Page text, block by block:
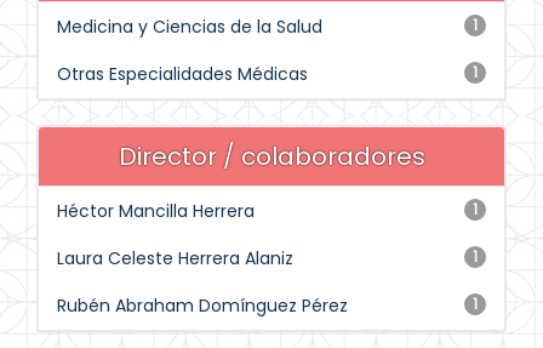
1
Medicina y Ciencias de la Salud
1
Otras Especialidades Médicas
Director / colaboradores
1
Héctor Mancilla Herrera
1
Laura Celeste Herrera Alaniz
1
Rubén Abraham Domínguez Pérez